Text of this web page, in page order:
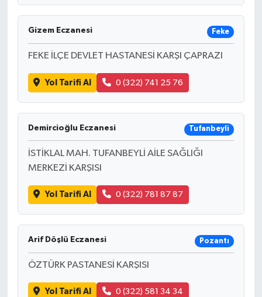
Gizem Eczanesi Feke
FEKE İLÇE DEVLET HASTANESİ KARŞI ÇAPRAZI
Yol Tarifi Al 0 (322) 741 25 76
Demircioğlu Eczanesi Tufanbeyli
İSTİKLAL MAH. TUFANBEYLİ AİLE SAĞLIĞI
MERKEZİ KARŞISI
Yol Tarifi Al 0 (322) 781 87 87
Arif Döşlü Eczanesi Pozantı
ÖZTÜRK PASTANESİ KARŞISI
Yol Tarifi Al 0 (322) 581 34 34